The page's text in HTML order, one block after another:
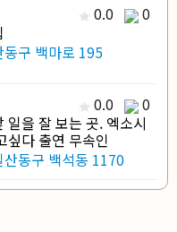
0.0
0
구 백마로 195
0.0
0
일을 잘 보는 곳. 엑소시
싶다 출연 무속인
산동구 백석동 1170